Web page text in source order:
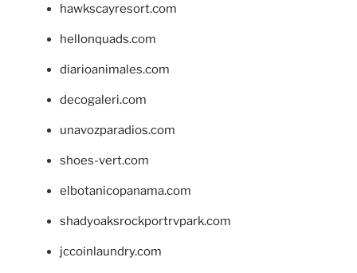
hawkscayresort.com
hellonquads.com
diarioanimales.com
decogaleri.com
unavozparadios.com
shoes-vert.com
elbotanicopanama.com
shadyoaksrockportrvpark.com
jccoinlaundry.com